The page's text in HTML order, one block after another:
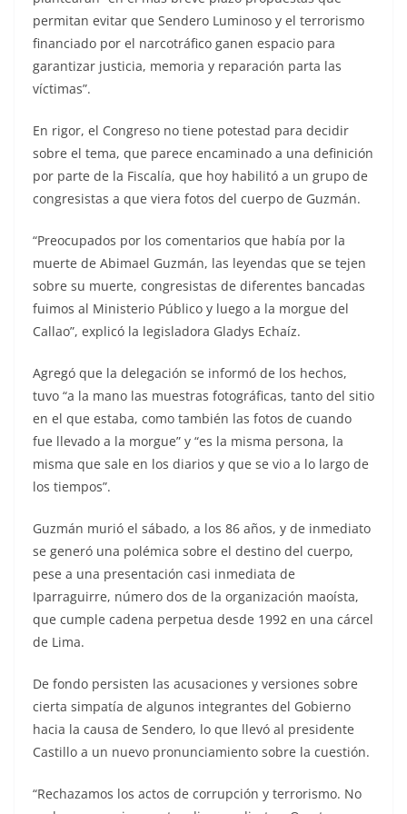
permitan evitar que Sendero Luminoso y el terrorismo
financiado por el narcotráfico ganen espacio para
garantizar justicia, memoria y reparación parta las
víctimas”.
En rigor, el Congreso no tiene potestad para decidir
sobre el tema, que parece encaminado a una definición
por parte de la Fiscalía, que hoy habilitó a un grupo de
congresistas a que viera fotos del cuerpo de Guzmán.
“Preocupados por los comentarios que había por la
muerte de Abimael Guzmán, las leyendas que se tejen
sobre su muerte, congresistas de diferentes bancadas
fuimos al Ministerio Público y luego a la morgue del
Callao”, explicó la legisladora Gladys Echaíz.
Agregó que la delegación se informó de los hechos,
tuvo “a la mano las muestras fotográficas, tanto del sitio
en el que estaba, como también las fotos de cuando
fue llevado a la morgue” y “es la misma persona, la
misma que sale en los diarios y que se vio a lo largo de
los tiempos”.
Guzmán murió el sábado, a los 86 años, y de inmediato
se generó una polémica sobre el destino del cuerpo,
pese a una presentación casi inmediata de
Iparraguirre, número dos de la organización maoísta,
que cumple cadena perpetua desde 1992 en una cárcel
de Lima.
De fondo persisten las acusaciones y versiones sobre
cierta simpatía de algunos integrantes del Gobierno
hacia la causa de Sendero, lo que llevó al presidente
Castillo a un nuevo pronunciamiento sobre la cuestión.
“Rechazamos los actos de corrupción y terrorismo. No